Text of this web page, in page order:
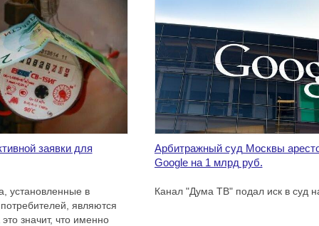
заявки для
установленные в
являются
значит, что именно
Арбитражный суд Москвы
Google на 1 млрд руб.
Канал "Дума ТВ" подал иск в суд